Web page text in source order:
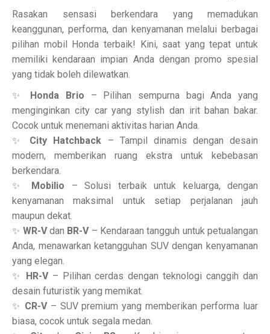
Rasakan sensasi berkendara yang memadukan
keanggunan, performa, dan kenyamanan melalui berbagai
pilihan mobil Honda terbaik! Kini, saat yang tepat untuk
memiliki kendaraan impian Anda dengan promo spesial
yang tidak boleh dilewatkan.
✨ Honda Brio – Pilihan sempurna bagi Anda yang
menginginkan city car yang stylish dan irit bahan bakar.
Cocok untuk menemani aktivitas harian Anda.
✨ City Hatchback – Tampil dinamis dengan desain
modern, memberikan ruang ekstra untuk kebebasan
berkendara.
✨ Mobilio – Solusi terbaik untuk keluarga, dengan
kenyamanan maksimal untuk setiap perjalanan jauh
maupun dekat.
✨ WR-Vdan BR-V– Kendaraan tangguh untuk petualangan
Anda, menawarkan ketangguhan SUV dengan kenyamanan
yang elegan.
✨ HR-V– Pilihan cerdas dengan teknologi canggih dan
desain futuristik yang memikat.
✨ CR-V– SUV premium yang memberikan performa luar
biasa, cocok untuk segala medan.